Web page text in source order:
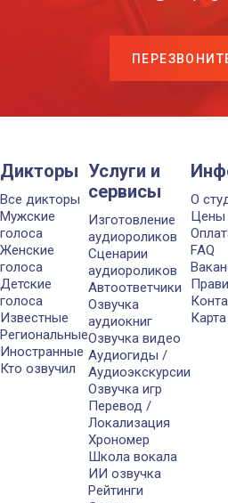
Дикторы
Все дикторы
Мужские
голоса
Женские
голоса
Детские
голоса
Известные
Региональные
Иностранные
Кто озвучил
Услуги и
сервисы
Изготовление
аудиороликов
Сценарии
аудиороликов
Автоответчики
Озвучка
аудиокниг
Озвучка видео
Аудиогиды /
Аудиоэкскурсии
Озвучка игр
Перевод /
Локализация
Хрономер
Школа вокала
ИИ озвучка
Рейтинги
О
Цены
FAQ